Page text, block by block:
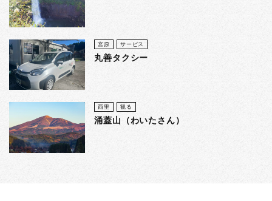
宮原 サービス
丸善タクシー
西里 観る
涌蓋山（わいたさん）